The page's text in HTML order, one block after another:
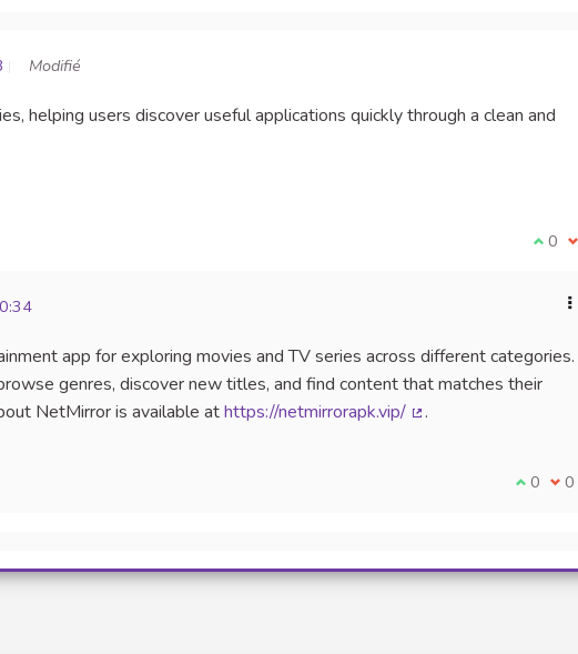
Modifié
helping users discover useful applications quickly through a clean and
Je0
app for exploring movies and TV series across different categories.
genres, discover new titles, and find content that matches their
NetMirror is available athttps://netmirrorapk.vip/ .
Je suis
0 Je0